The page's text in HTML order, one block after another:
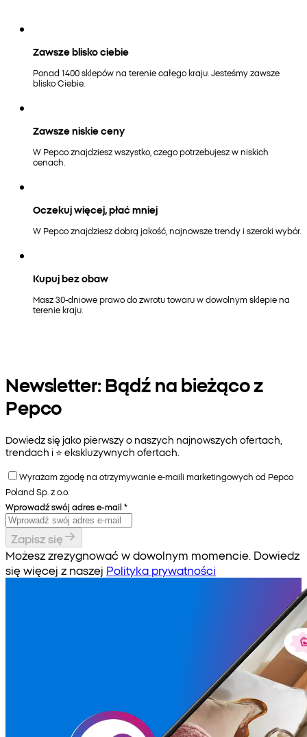
Zawsze blisko ciebie
Ponad 1400 sklepów na terenie całego kraju. Jesteśmy zawsze
blisko Ciebie.
Zawsze niskie ceny
W Pepco znajdziesz wszystko, czego potrzebujesz w niskich
cenach.
Oczekuj więcej, płać mniej
W Pepco znajdziesz dobrą jakość, najnowsze trendy i szeroki wybór.
Kupuj bez obaw
Masz 30-dniowe prawo do zwrotu towaru w dowolnym sklepie na
terenie kraju.
Newsletter: Bądź na bieżąco z
Pepco
Dowiedz się jako pierwszy o naszych najnowszych ofertach,
trendach i ⭐️ ekskluzywnych ofertach.
Wyrażam zgodę na otrzymywanie e-maili marketingowych od Pepco
Poland Sp. z o.o.
Wprowadź swój adres e-mail *
Zapisz się
Możesz zrezygnować w dowolnym momencie. Dowiedz
się więcej z naszej Polityka prywatności